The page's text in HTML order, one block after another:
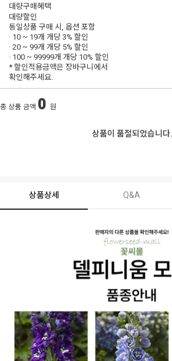
대량구매혜택
대량할인
동일상품 구매 시, 옵션 포함
· 10 ~ 19개 개당3% 할인
· 20 ~ 99개 개당 5% 할인
· 100 ~ 99999개 개당 10% 할인
* 할인적용금액은 장바구니에서
확인해주세요.
총 상품 금액 0 원
상품이 품절되었습니다.
상품상세 Q&A